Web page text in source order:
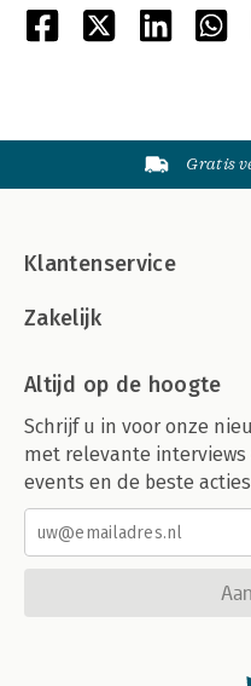
Gratis
Klantenservice
Zakelijk
Altijd op de hoogte
Schrijf u in voor onze
met relevante
events en de beste